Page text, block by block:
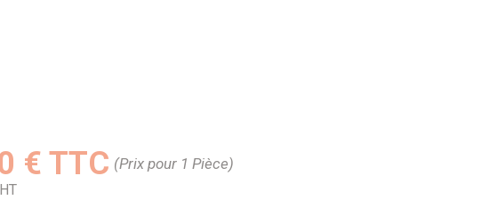
€ TTC (Prix pour 1 Pièce)